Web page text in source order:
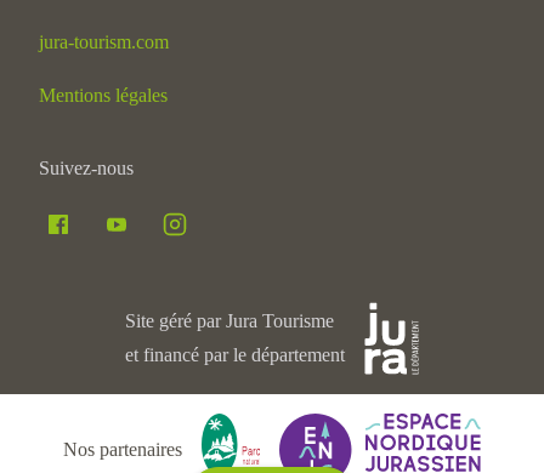
jura-tourism.com
Mentions légales
Suivez-nous
Site géré par Jura Tourisme
et financé par le département
Nos partenaires